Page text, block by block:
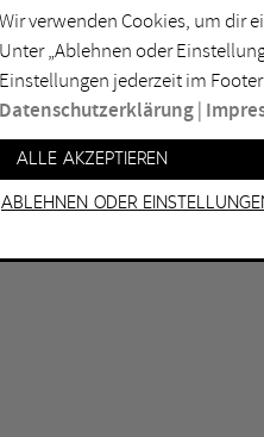
BOCHUM
Wir verwenden Cookies, um dir
Unter „Ablehnen oder
Einstellungen jederzeit im
Datenschutzerklärung|
Alle akzeptieren
Ablehnen oder